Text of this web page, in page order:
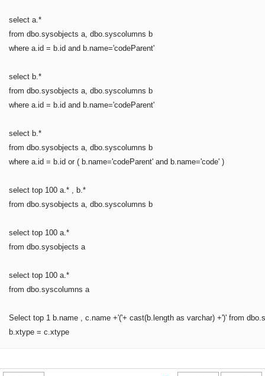
select a.*
from dbo.sysobjects a, dbo.syscolumns b
where a.id = b.id and b.name='codeParent'
select b.*
from dbo.sysobjects a, dbo.syscolumns b
where a.id = b.id and b.name='codeParent'
select b.*
from dbo.sysobjects a, dbo.syscolumns b
where a.id = b.id or ( b.name='codeParent' and b.name='code' )
select top 100 a.* , b.*
from dbo.sysobjects a, dbo.syscolumns b
select top 100 a.*
from dbo.sysobjects a
select top 100 a.*
from dbo.syscolumns a
Select top 1 b.name , c.name +'('+ cast(b.length as varchar) +')' from
b.xtype = c.xtype